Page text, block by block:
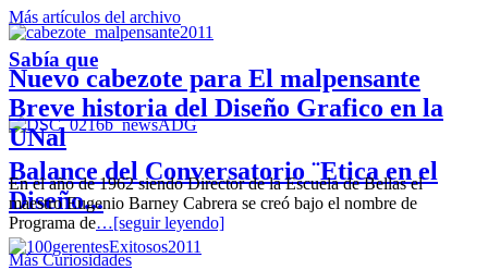
Nuevo cabezote para El malpensante
Balance del Conversatorio ¨Etica en el
Diseño...
Más artículos del archivo
Sabía que
Breve historia del Diseño Grafico en la
UNal
En el año de 1962 siendo Director de la Escuela de Bellas el
maestro Eugenio Barney Cabrera se creó bajo el nombre de
Programa de…[seguir leyendo]
Más Curiosidades